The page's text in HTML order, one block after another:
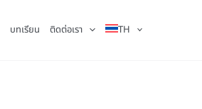
บทเรียน ติดต่อเรา TH